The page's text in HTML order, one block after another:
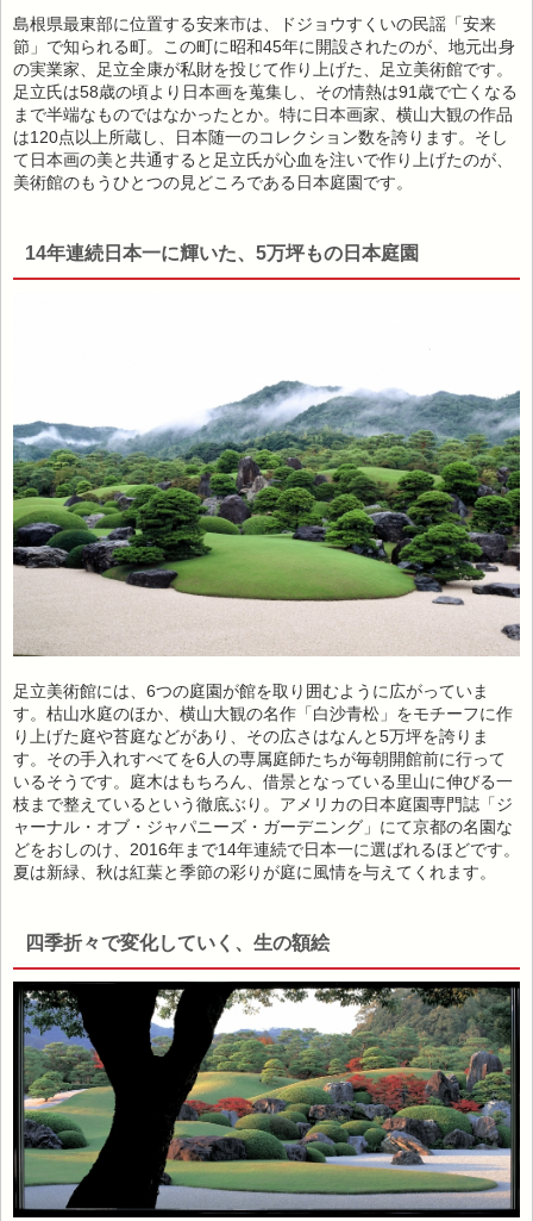
島根県最東部に位置する安来市は、ドジョウすくいの民謡「安来
節」で知られる町。この町に昭和45年に開設されたのが、地元出身
の実業家、足立全康が私財を投じて作り上げた、足立美術館です。
足立氏は58歳の頃より日本画を蒐集し、その情熱は91歳で亡くなる
まで半端なものではなかったとか。特に日本画家、横山大観の作品
は120点以上所蔵し、日本随一のコレクション数を誇ります。そし
て日本画の美と共通すると足立氏が心血を注いで作り上げたのが、
美術館のもうひとつの見どころである日本庭園です。
14年連続日本一に輝いた、5万坪もの日本庭園
足立美術館には、6つの庭園が館を取り囲むように広がっていま
す。枯山水庭のほか、横山大観の名作「白沙青松」をモチーフに作
り上げた庭や苔庭などがあり、その広さはなんと5万坪を誇りま
す。その手入れすべてを6人の専属庭師たちが毎朝開館前に行って
いるそうです。庭木はもちろん、借景となっている里山に伸びる一
枝まで整えているという徹底ぶり。アメリカの日本庭園専門誌「ジ
ャーナル・オブ・ジャパニーズ・ガーデニング」にて京都の名園な
どをおしのけ、2016年まで14年連続で日本一に選ばれるほどです。
夏は新緑、秋は紅葉と季節の彩りが庭に風情を与えてくれます。
四季折々で変化していく、生の額絵